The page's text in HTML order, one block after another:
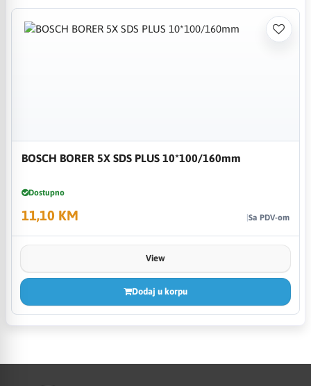
BOSCH BORER 5X SDS PLUS 10*100/160mm
Dostupno
11,10 KM Sa PDV-om
View
Dodaj u korpu